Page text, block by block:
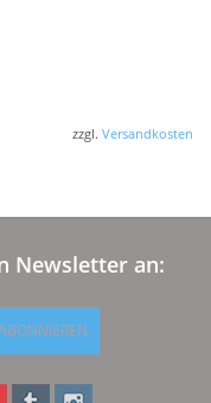
zzgl. Versandkosten
Newsletter an: